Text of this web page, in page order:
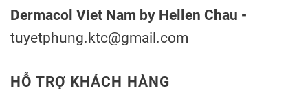
Dermacol Viet Nam by Hellen Chau -
tuyetphung.ktc@gmail.com
HỖ TRỢ KHÁCH HÀNG